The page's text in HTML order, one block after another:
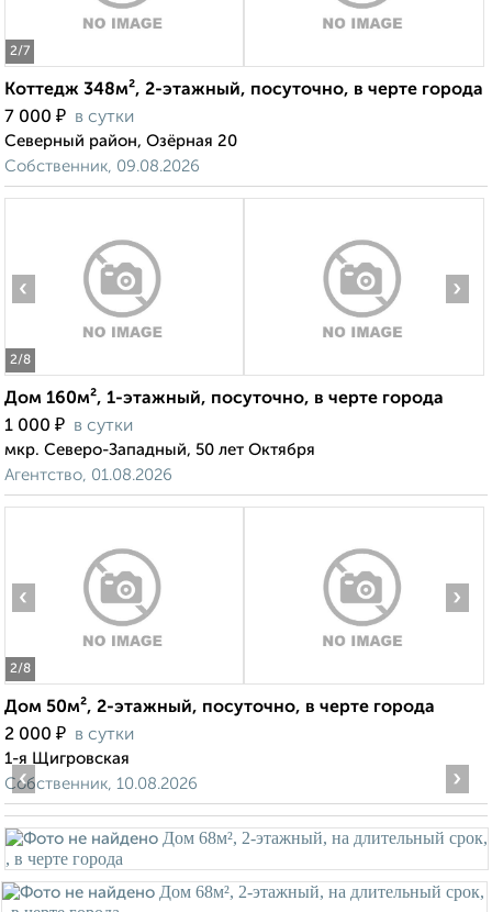
2/7
Коттедж 348м², 2-этажный, посуточно, в черте города
7 000 ₽ в сутки
Северный район, Озёрная 20
Собственник, 09.08.2026
2/8
‹ ›
Дом 160м², 1-этажный, посуточно, в черте города
1 000 ₽ в сутки
мкр. Северо-Западный, 50 лет Октября
Агентство, 01.08.2026
2/8
‹ ›
Дом 50м², 2-этажный, посуточно, в черте города
2 000 ₽ в сутки
1-я Щигровская
Собственник, 10.08.2026
‹ ›